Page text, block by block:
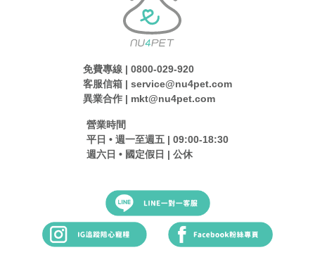
免費專線 | 0800-029-920
客服信箱 | service@nu4pet.com
異業合作 | mkt@nu4pet.com
營業時間
平日 • 週一至週五 | 09:00-18:30
週六日 • 國定假日 | 公休